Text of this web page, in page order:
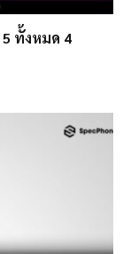
5 ทั้งหมด 4